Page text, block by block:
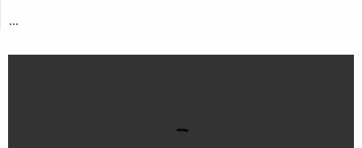
...